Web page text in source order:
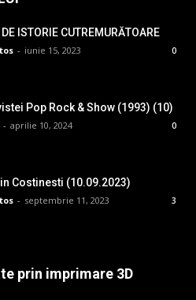
ISTORIE CUTREMURĂTOARE
- iunie 15, 2023 0
Pop Rock & Show (1993) (10)
- aprilie 10, 2024 0
Costinesti (10.09.2023)
- septembrie 11, 2023 3
prin imprimare 3D